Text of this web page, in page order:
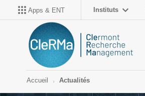
Apps & ENT Instituts
Accueil Actualités